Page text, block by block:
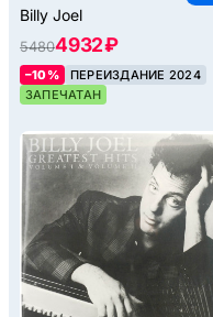
Billy Joel
54804932 ₽
–10%
ПЕРЕИЗДАНИЕ 2024
ЗАПЕЧАТАН